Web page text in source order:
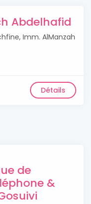
Abdelhafid
Imm. AlManzah
Détails
de
&